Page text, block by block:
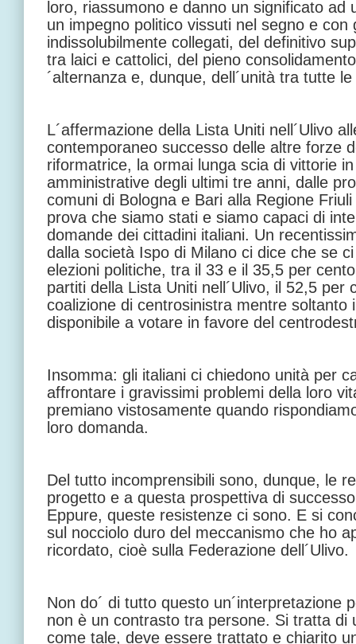
loro, riassumono e danno un significato ad
un impegno politico vissuti nel segno e con
indissolubilmente collegati, del definitivo
tra laici e cattolici, del pieno
´alternanza e, dunque, dell´unità tra tutte
L´affermazione della Lista Uniti nell´Ulivo
contemporaneo successo delle altre forze
riformatrice, la ormai lunga scia di vittorie
amministrative degli ultimi tre anni, dalle
comuni di Bologna e Bari alla Regione
prova che siamo stati e siamo capaci di
domande dei cittadini italiani. Un
dalla società Ispo di Milano ci dice che se
elezioni politiche, tra il 33 e il 35,5 per
partiti della Lista Uniti nell´Ulivo, il 52,5 per
coalizione di centrosinistra mentre soltanto
disponibile a votare in favore del
Insomma: gli italiani ci chiedono unità per
affrontare i gravissimi problemi della loro
premiano vistosamente quando
loro domanda.
Del tutto incomprensibili sono, dunque, le
progetto e a questa prospettiva di
Eppure, queste resistenze ci sono. E si
sul nocciolo duro del meccanismo che ho
ricordato, cioè sulla Federazione dell´Ulivo.
Non do´ di tutto questo un´interpretazione
non è un contrasto tra persone. Si tratta di
come tale, deve essere trattato e chiarito